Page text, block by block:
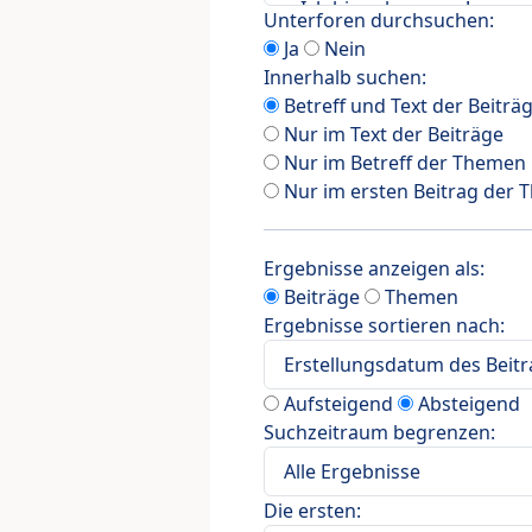
Unterforen durchsuchen:
Ja
Nein
Innerhalb suchen:
Betreff und Text der
Nur im Text der Beiträge
Nur im Betreff der Themen
Nur im ersten Beitrag der
Ergebnisse anzeigen als:
Beiträge
Themen
Ergebnisse sortieren nach:
Aufsteigend
Absteigend
Suchzeitraum begrenzen:
Die ersten: